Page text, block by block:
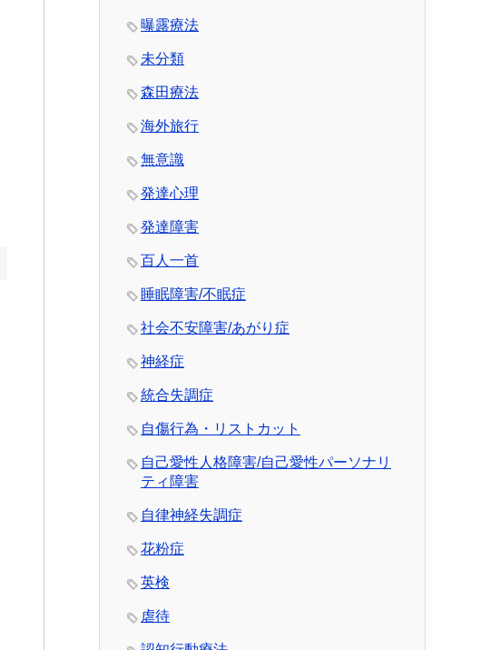
曝露療法
未分類
森田療法
海外旅行
無意識
発達心理
発達障害
百人一首
睡眠障害/不眠症
社会不安障害/あがり症
神経症
統合失調症
自傷行為・リストカット
自己愛性人格障害/自己愛性パーソナリ
ティ障害
自律神経失調症
花粉症
英検
虐待